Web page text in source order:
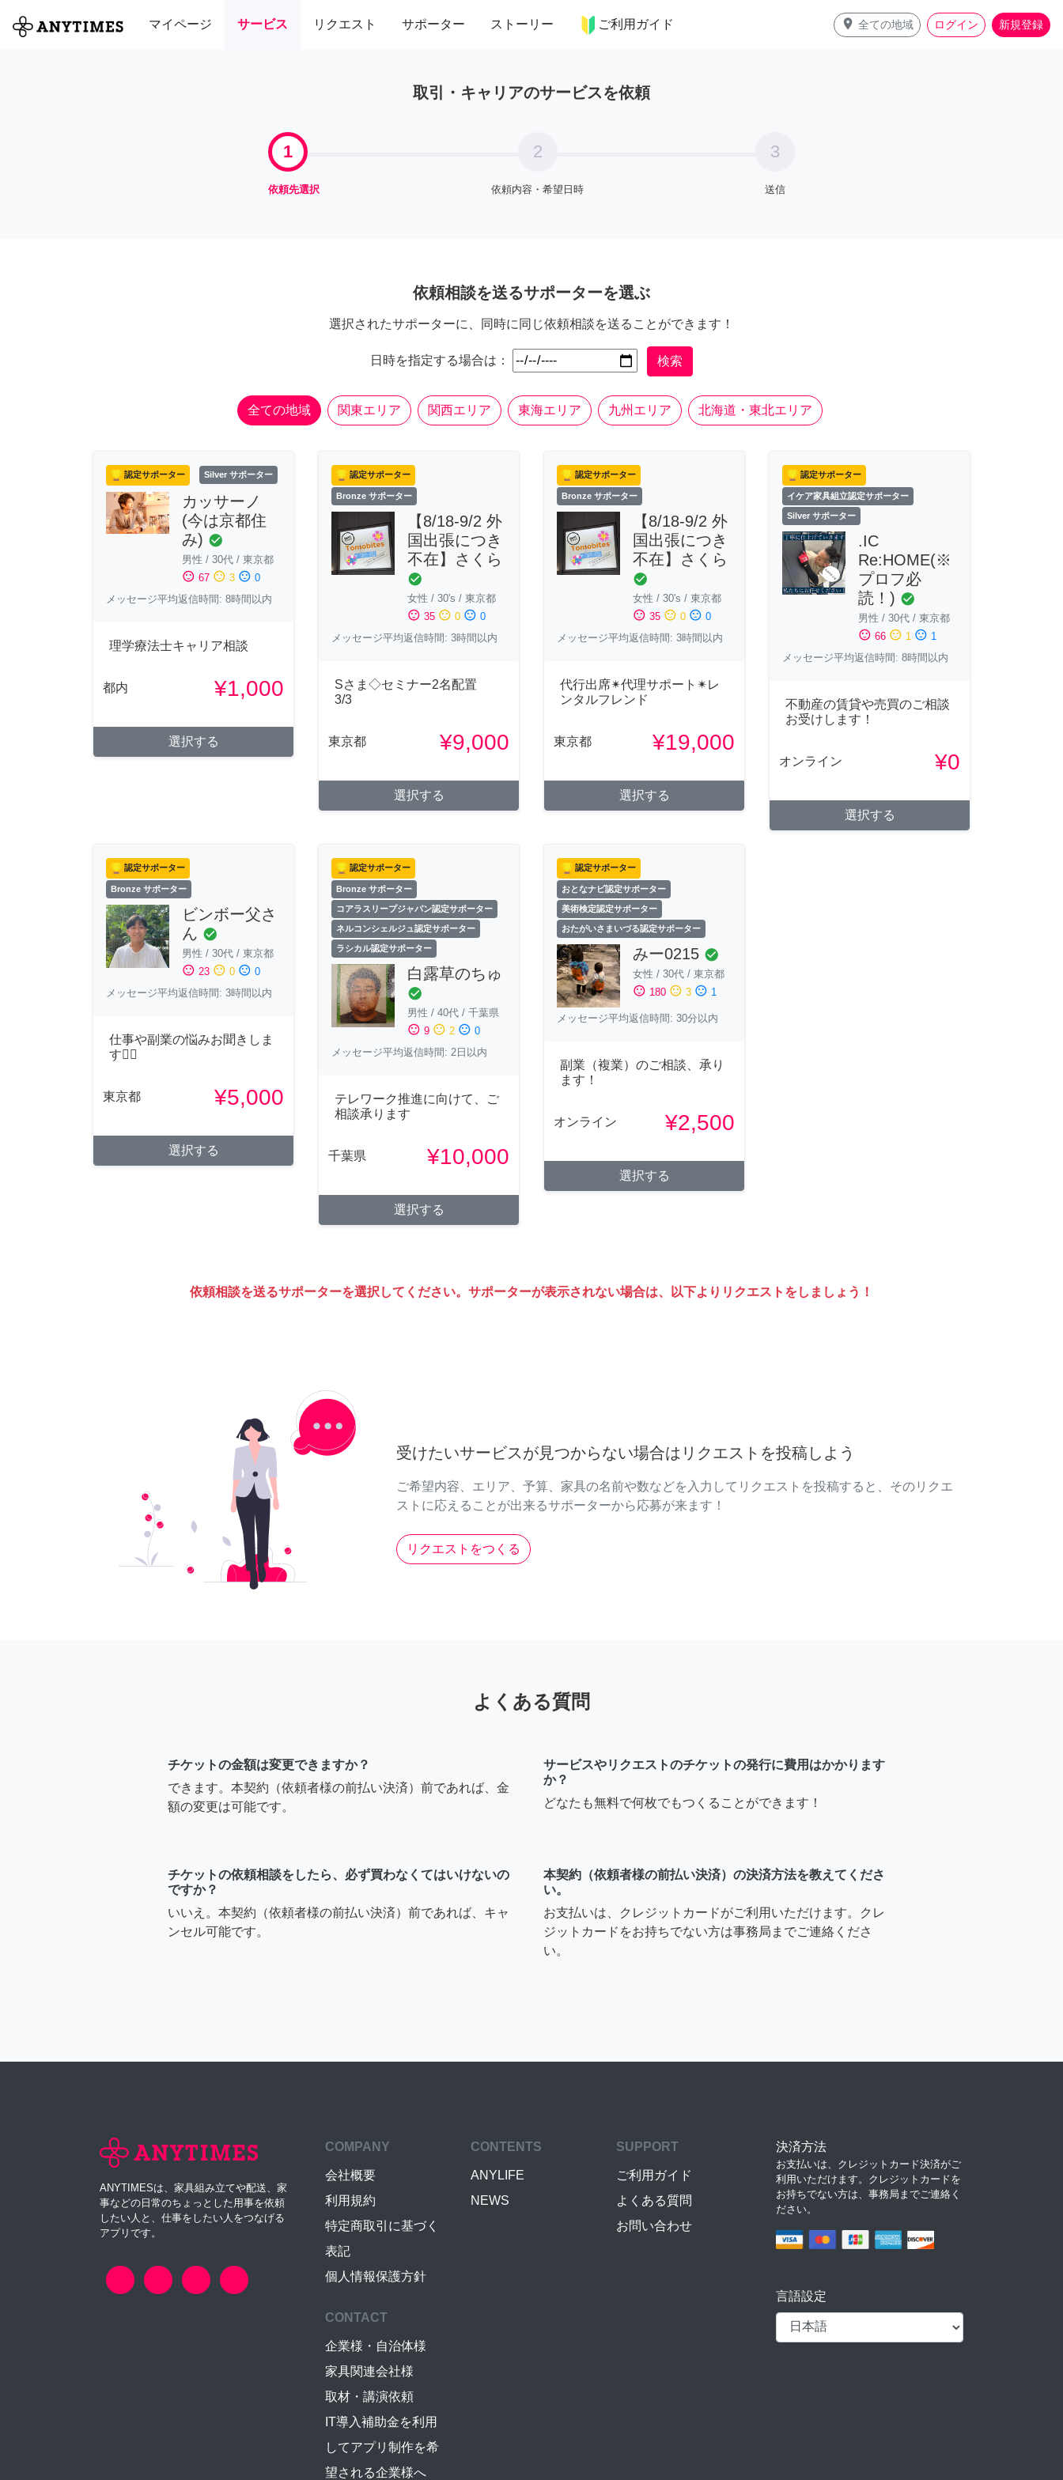
マイページ サービス リクエスト サポーター ストーリー ご利用ガイド place 全ての地域 ログイン 新規登録
全て 修理・組立 家事 引っ越し インテリア 趣味・習い事 ペット 料理
取引・キャリアのサービスを依頼
1
依頼先選択
2
依頼内容・希望日時
3
送信
依頼相談を送るサポーターを選ぶ
選択されたサポーターに、同時に同じ依頼相談を送ることができます！
日時を指定する場合は： 検索
全ての地域 関東エリア 関西エリア 東海エリア 九州エリア 北海道・東北エリア
認定サポーター Silver サポーター
カッサーノ
(今は京都住
み) check_circle
男性 / 30代 / 東京都
sentiment_satisfied 67 sentiment_neutral 3 sentiment_dissatisfied 0
メッセージ平均返信時間: 8時間以内
理学療法士キャリア相談
都内 ¥1,000
選択する
認定サポーター
Bronze サポーター
【8/18-9/2 外
国出張につき
不在】さくら
check_circle
女性 / 30's / 東京都
sentiment_satisfied 35 sentiment_neutral 0 sentiment_dissatisfied 0
メッセージ平均返信時間: 3時間以内
Sさま◇セミナー2名配置
3/3
東京都 ¥9,000
選択する
認定サポーター
Bronze サポーター
【8/18-9/2 外
国出張につき
不在】さくら
check_circle
女性 / 30's / 東京都
sentiment_satisfied 35 sentiment_neutral 0 sentiment_dissatisfied 0
メッセージ平均返信時間: 3時間以内
代行出席✴︎代理サポート✴︎レ
ンタルフレンド
東京都 ¥19,000
選択する
認定サポーター
イケア家具組立認定サポーター
Silver サポーター
.IC
Re:HOME(※
プロフ必
読！) check_circle
男性 / 30代 / 東京都
sentiment_satisfied 66 sentiment_neutral 1 sentiment_dissatisfied 1
メッセージ平均返信時間: 8時間以内
不動産の賃貸や売買のご相談
お受けします！
オンライン ¥0
選択する
認定サポーター
Bronze サポーター
ビンボー父さ
ん check_circle
男性 / 30代 / 東京都
sentiment_satisfied 23 sentiment_neutral 0 sentiment_dissatisfied 0
メッセージ平均返信時間: 3時間以内
仕事や副業の悩みお聞きしま
す🙇‍♂️
東京都 ¥5,000
選択する
認定サポーター
Bronze サポーター
コアラスリープジャパン認定サポーター
ネルコンシェルジュ認定サポーター
ラシカル認定サポーター
白露草のちゅ
check_circle
男性 / 40代 / 千葉県
sentiment_satisfied 9 sentiment_neutral 2 sentiment_dissatisfied 0
メッセージ平均返信時間: 2日以内
テレワーク推進に向けて、ご
相談承ります
千葉県 ¥10,000
選択する
認定サポーター
おとなナビ認定サポーター
美術検定認定サポーター
おたがいさまいづる認定サポーター
みー0215 check_circle
女性 / 30代 / 東京都
sentiment_satisfied 180 sentiment_neutral 3 sentiment_dissatisfied 1
メッセージ平均返信時間: 30分以内
副業（複業）のご相談、承り
ます！
オンライン ¥2,500
選択する
依頼相談を送るサポーターを選択してください。サポーターが表示されない場合は、以下よりリクエストをしましょう！
受けたいサービスが見つからない場合はリクエストを投稿しよう
ご希望内容、エリア、予算、家具の名前や数などを入力してリクエストを投稿すると、そのリクエ
ストに応えることが出来るサポーターから応募が来ます！
リクエストをつくる
よくある質問
チケットの金額は変更できますか？
できます。本契約（依頼者様の前払い決済）前であれば、金
額の変更は可能です。
サービスやリクエストのチケットの発行に費用はかかります
か？
どなたも無料で何枚でもつくることができます！
チケットの依頼相談をしたら、必ず買わなくてはいけないの
ですか？
いいえ。本契約（依頼者様の前払い決済）前であれば、キャ
ンセル可能です。
本契約（依頼者様の前払い決済）の決済方法を教えてくださ
い。
お支払いは、クレジットカードがご利用いただけます。クレ
ジットカードをお持ちでない方は事務局までご連絡くださ
い。
ANYTIMESは、家具組み立てや配送、家
事などの日常のちょっとした用事を依頼
したい人と、仕事をしたい人をつなげる
アプリです。
COMPANY
会社概要
利用規約
特定商取引に基づく
表記
個人情報保護方針
CONTENTS
ANYLIFE
NEWS
SUPPORT
ご利用ガイド
よくある質問
お問い合わせ
CONTACT
企業様・自治体様
家具関連会社様
取材・講演依頼
IT導入補助金を利用
してアプリ制作を希
望される企業様へ
決済方法
お支払いは、クレジットカード決済がご
利用いただけます。クレジットカードを
お持ちでない方は、事務局までご連絡く
ださい。
言語設定